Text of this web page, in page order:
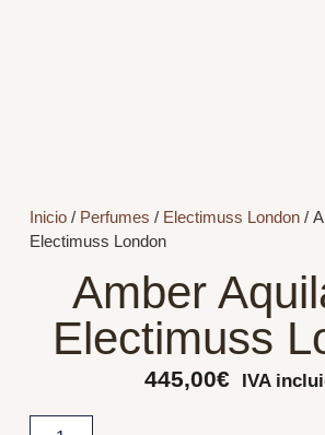
Inicio/ Perfumes / Electimuss London/
Electimuss London
Amber
Electimuss
445,00€ IVA